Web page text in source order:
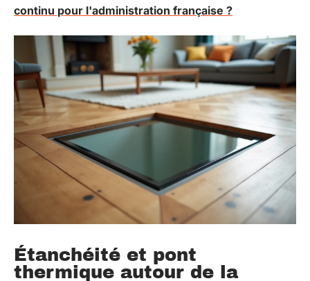
continu pour l'administration française ?
Étanchéité et pont
thermique autour de la